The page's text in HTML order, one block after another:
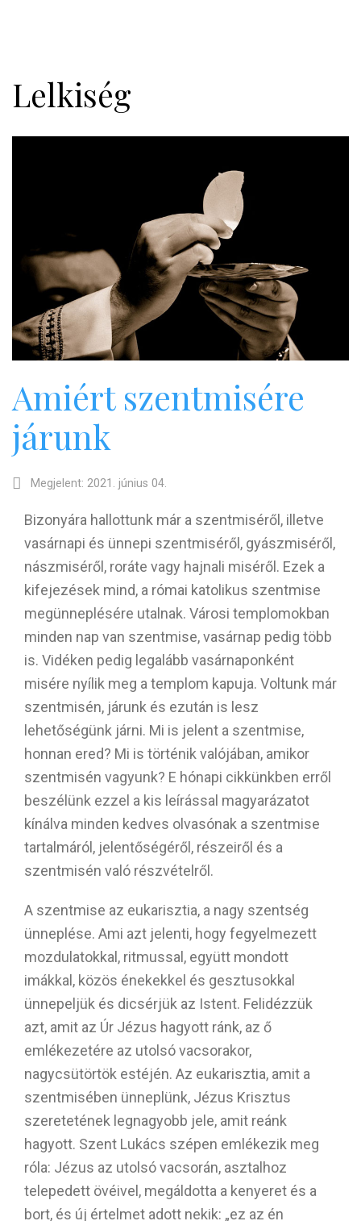
Lelkiség
Amiért szentmisére
járunk
Megjelent: 2021. június 04.
Bizonyára hallottunk már a szentmiséről, illetve
vasárnapi és ünnepi szentmiséről, gyászmiséről,
nászmiséről, roráte vagy hajnali miséről. Ezek a
kifejezések mind, a római katolikus szentmise
megünneplésére utalnak. Városi templomokban
minden nap van szentmise, vasárnap pedig több
is. Vidéken pedig legalább vasárnaponként
misére nyílik meg a templom kapuja. Voltunk már
szentmisén, járunk és ezután is lesz
lehetőségünk járni. Mi is jelent a szentmise,
honnan ered? Mi is történik valójában, amikor
szentmisén vagyunk? E hónapi cikkünkben erről
beszélünk ezzel a kis leírással magyarázatot
kínálva minden kedves olvasónak a szentmise
tartalmáról, jelentőségéről, részeiről és a
szentmisén való részvételről.
A szentmise az eukarisztia, a nagy szentség
ünneplése. Ami azt jelenti, hogy fegyelmezett
mozdulatokkal, ritmussal, együtt mondott
imákkal, közös énekekkel és gesztusokkal
ünnepeljük és dicsérjük az Istent. Felidézzük
azt, amit az Úr Jézus hagyott ránk, az ő
emlékezetére az utolsó vacsorakor,
nagycsütörtök estéjén. Az eukarisztia, amit a
szentmisében ünneplünk, Jézus Krisztus
szeretetének legnagyobb jele, amit reánk
hagyott. Szent Lukács szépen emlékezik meg
róla: Jézus az utolsó vacsorán, asztalhoz
telepedett övéivel, megáldotta a kenyeret és a
bort, és új értelmet adott nekik: „ez az én